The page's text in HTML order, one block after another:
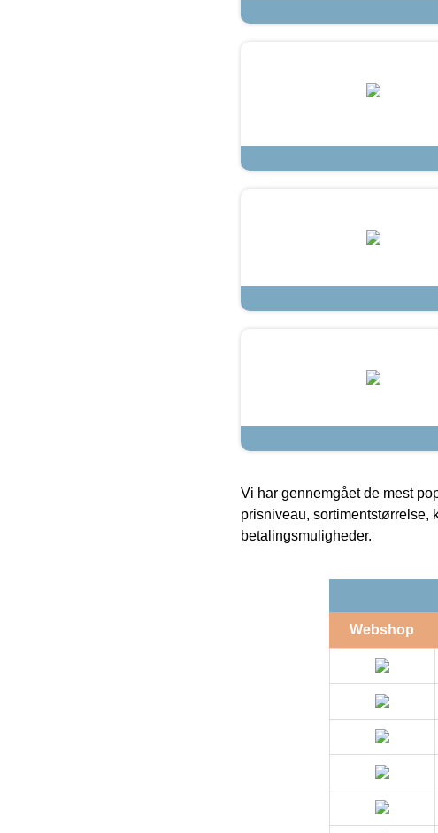
Vi har gennemgået de mest
prisniveau, sortimentstørrelse,
betalingsmuligheder.
Webshop